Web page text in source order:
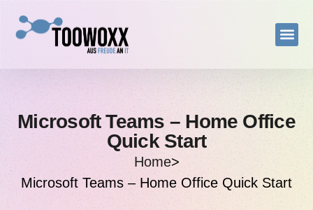
Microsoft Teams – Home Office
Quick Start
Home>
Microsoft Teams – Home Office Quick Start